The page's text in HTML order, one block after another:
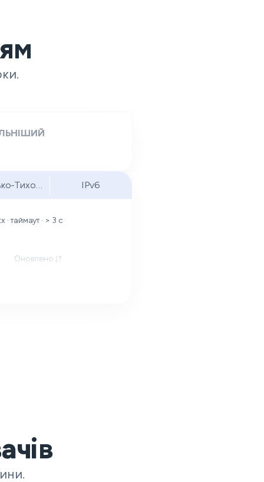
Тихоокеанський регіон
IPv6
таймаут · > 3 с
Оновлено